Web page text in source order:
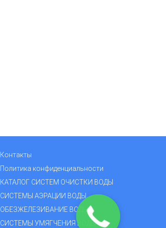
Контакты
Политика конфиденциальности
КАТАЛОГ СИСТЕМ ОЧИСТКИ ВОДЫ
СИСТЕМЫ АЭРАЦИИ ВОДЫ
ОБЕЗЖЕЛЕЗИВАНИЕ ВОДЫ
СИСТЕМЫ УМЯГЧЕНИЯ ВОДЫ